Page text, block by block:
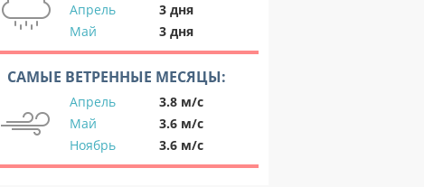
Апрель
3 дня
Май
3 дня
САМЫЕ ВЕТРЕННЫЕ МЕСЯЦЫ:
Апрель
3.8 м/с
Май
3.6 м/с
Ноябрь
3.6 м/с